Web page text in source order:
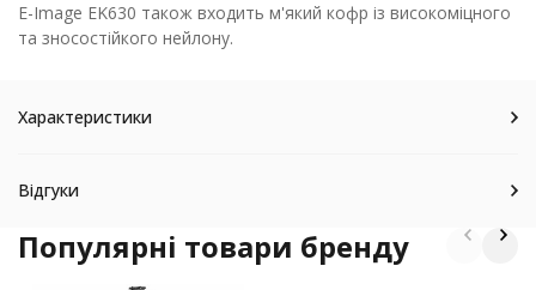
E-Image EK630 також входить м'який кофр із високоміцного
та зносостійкого нейлону.
Характеристики
Відгуки
Популярні товари бренду